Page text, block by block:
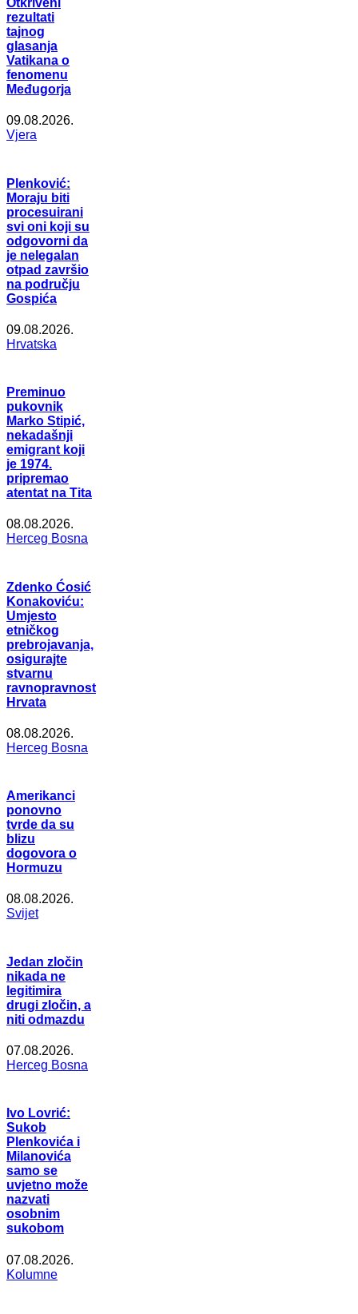
Otkriveni
rezultati
tajnog
glasanja
Vatikana o
fenomenu
Međugorja
09.08.2026.
Vjera
Plenković:
Moraju biti
procesuirani
svi oni koji su
odgovorni da
je nelegalan
otpad završio
na području
Gospića
09.08.2026.
Hrvatska
Preminuo
pukovnik
Marko Stipić,
nekadašnji
emigrant koji
je 1974.
pripremao
atentat na Tita
08.08.2026.
Herceg Bosna
Zdenko Ćosić
Konakoviću:
Umjesto
etničkog
prebrojavanja,
osigurajte
stvarnu
ravnopravnost
Hrvata
08.08.2026.
Herceg Bosna
Amerikanci
ponovno
tvrde da su
blizu
dogovora o
Hormuzu
08.08.2026.
Svijet
Jedan zločin
nikada ne
legitimira
drugi zločin, a
niti odmazdu
07.08.2026.
Herceg Bosna
Ivo Lovrić:
Sukob
Plenkovića i
Milanovića
samo se
uvjetno može
nazvati
osobnim
sukobom
07.08.2026.
Kolumne